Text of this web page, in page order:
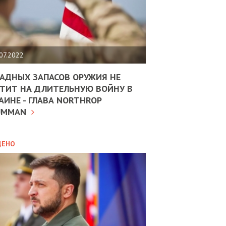
ЗАПАСОВ ОРУЖИЯ НЕ
НА ДЛИТЕЛЬНУЮ ВОЙНУ В
- ГЛАВА NORTHROP
10.02.2025